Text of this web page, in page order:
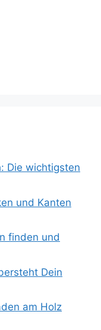
Die wichtigsten
und Kanten
finden und
Dein
am Holz